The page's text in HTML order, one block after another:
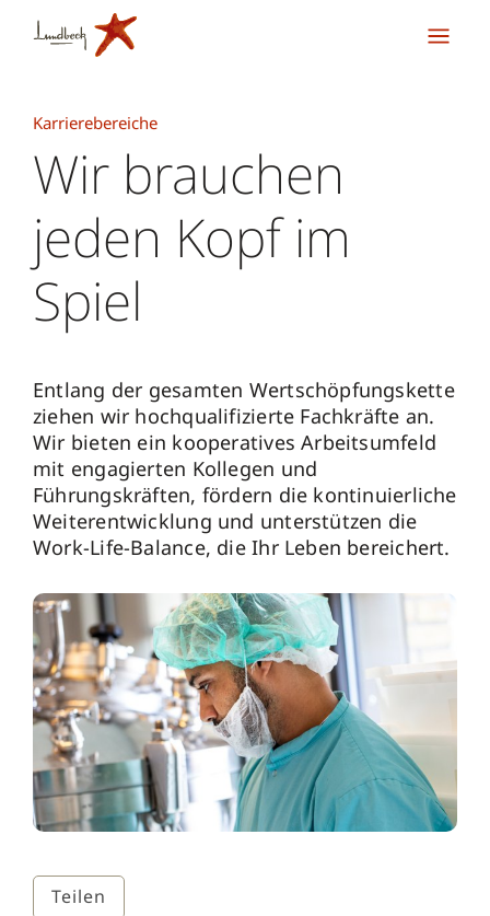
Teilen
Karrierebereiche
Wir brauchen
jeden Kopf im
Spiel
Entlang der gesamten Wertschöpfungskette
ziehen wir hochqualifizierte Fachkräfte an.
Wir bieten ein kooperatives Arbeitsumfeld
mit engagierten Kollegen und
Führungskräften, fördern die kontinuierliche
Weiterentwicklung und unterstützen die
Work-Life-Balance, die Ihr Leben bereichert.